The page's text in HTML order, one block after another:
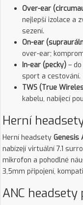
Over-ear
nejlepší izolace a
sezení.
On-ear
over-ear;
In-ear (pecky) –
sport a cestování.
TWS (True
kabelu, nabíjecí
Herní
Herní headsety Genesis
nabízejí virtuální 7.1
mikrofon a pohodlné
3,5mm připojení,
ANC